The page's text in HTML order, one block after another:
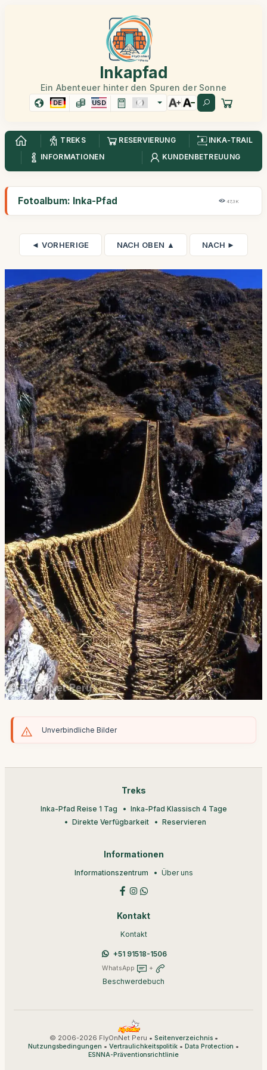
Inkapfad
Ein Abenteuer hinter den Spuren der Sonne
DE USD
TREKS RESERVIERUNG
INKA-TRAIL
INFORMATIONEN
KUNDENBETREUUNG
Fotoalbum: Inka-Pfad 47,3K
◄ VORHERIGE NACH OBEN ▲ NACH ►
Unverbindliche Bilder
Treks
Inka-Pfad Reise 1 Tag
Inka-Pfad Klassisch 4 Tage
Direkte Verfügbarkeit
Reservieren
Informationen
Informationszentrum Über uns
Kontakt
Kontakt
+51 91518-1506
WhatsApp +
Beschwerdebuch
© 2006-2026 FlyOnNet Peru • Seitenverzeichnis•
Nutzungsbedingungen • Vertraulichkeitspolitik • Data Protection •
ESNNA-Präventionsrichtlinie